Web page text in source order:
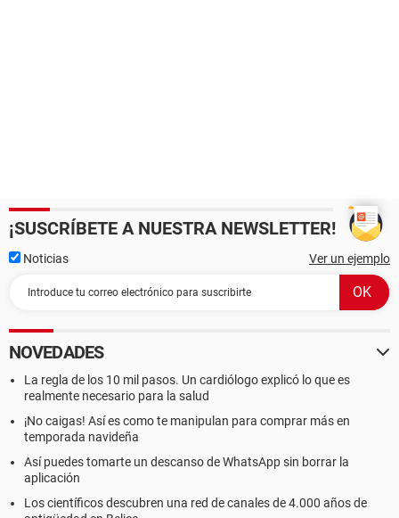
¡SUSCRÍBETE A NUESTRA NEWSLETTER!
Noticias Ver un ejemplo
NOVEDADES
La regla de los 10 mil pasos. Un cardiólogo explicó lo que es
realmente necesario para la salud
¡No caigas! Así es como te manipulan para comprar más en
temporada navideña
Así puedes tomarte un descanso de WhatsApp sin borrar la
aplicación
Los científicos descubren una red de canales de 4.000 años de